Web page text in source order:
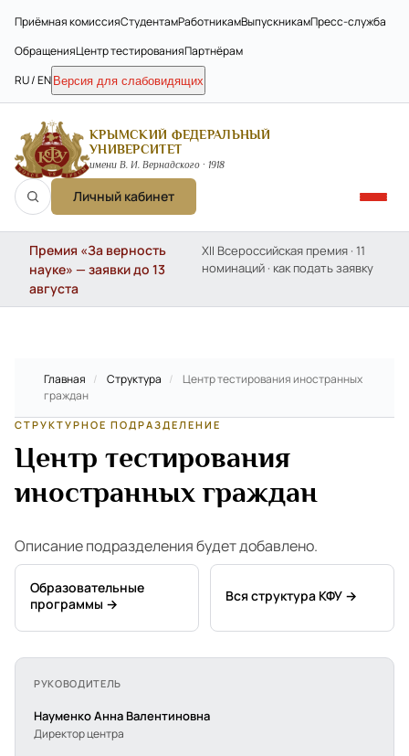
Приёмная комиссияСтудентамРаботникамВыпускникамПресс-служба
ОбращенияЦентр тестированияПартнёрам
RU / EN Версия для слабовидящих
КРЫМСКИЙ ФЕДЕРАЛЬНЫЙ
УНИВЕРСИТЕТ
имени В. И. Вернадского · 1918
Личный кабинет
Премия «За верность
науке» — заявки до 13
августа
XII Всероссийская премия · 11
номинаций · как подать заявку
Главная / Структура /
Центр тестирования иностранных
граждан
СТРУКТУРНОЕ ПОДРАЗДЕЛЕНИЕ
Центр тестирования
иностранных граждан
Описание подразделения будет добавлено.
Образовательные
программы →
Вся структура КФУ →
РУКОВОДИТЕЛЬ
Науменко Анна Валентиновна
Директор центра